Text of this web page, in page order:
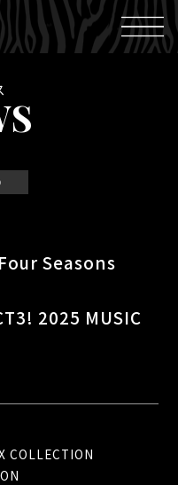
Four Seasons
2025 MUSIC
COLLECTION